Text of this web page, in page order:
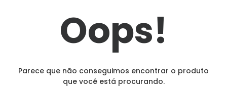
Oops!
Parece que não conseguimos encontrar o produto
que você está procurando.